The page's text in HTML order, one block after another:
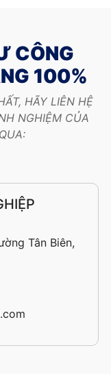
CÔNG
100%
HÃY LIÊN HỆ
NGHIỆM CỦA
Tân Biên,